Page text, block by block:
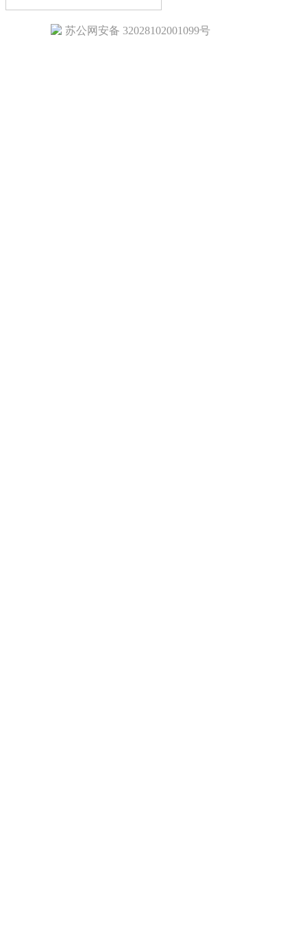
苏公网安备 32028102001099号